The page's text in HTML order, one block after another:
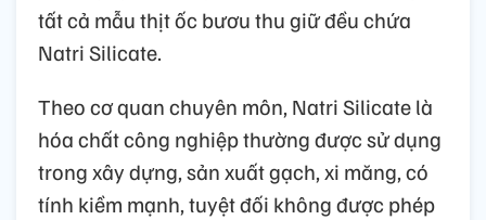
tất cả mẫu thịt ốc bươu thu giữ đều chứa
Natri Silicate.
Theo cơ quan chuyên môn, Natri Silicate là
hóa chất công nghiệp thường được sử dụng
trong xây dựng, sản xuất gạch, xi măng, có
tính kiềm mạnh, tuyệt đối không được phép